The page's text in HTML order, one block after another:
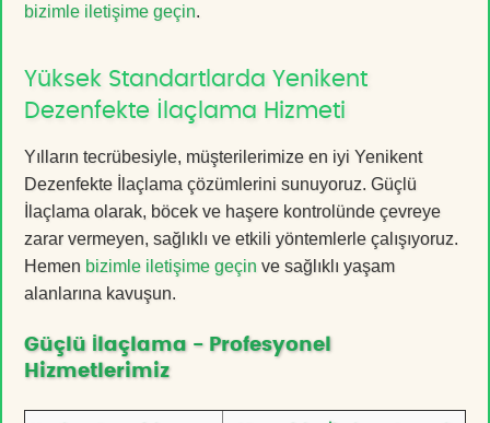
bizimle iletişime geçin.
Yüksek Standartlarda Yenikent
Dezenfekte İlaçlama Hizmeti
Yılların tecrübesiyle, müşterilerimize en iyi Yenikent
Dezenfekte İlaçlama çözümlerini sunuyoruz. Güçlü
İlaçlama olarak, böcek ve haşere kontrolünde çevreye
zarar vermeyen, sağlıklı ve etkili yöntemlerle çalışıyoruz.
Hemen bizimle iletişime geçin ve sağlıklı yaşam
alanlarına kavuşun.
Güçlü İlaçlama - Profesyonel
Hizmetlerimiz